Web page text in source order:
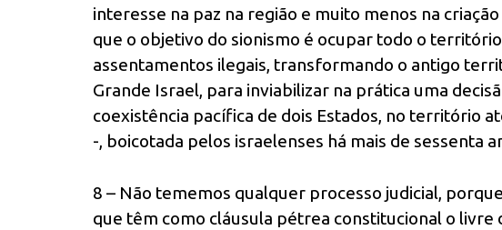
interesse na paz na região e muito menos na
que o objetivo do sionismo é ocupar todo o
assentamentos ilegais, transformando o antigo
Grande Israel, para inviabilizar na prática uma
coexistência pacífica de dois Estados, no território
-, boicotada pelos israelenses há mais de sessenta
8 – Não tememos qualquer processo judicial,
que têm como cláusula pétrea constitucional o